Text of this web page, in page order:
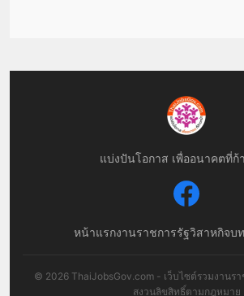
แบ่งปันโอกาส เพื่ออนาคตที่ก้
หน้าแรกงานราชการรัฐวิสาหกิจบ
© 2026 ThaiJobsGov.com - เว็บไซต์รวมงานรา
สงวนลิขสิทธิ์ตามกฎหมาย